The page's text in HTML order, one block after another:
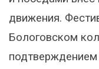
движения.
Бологовском